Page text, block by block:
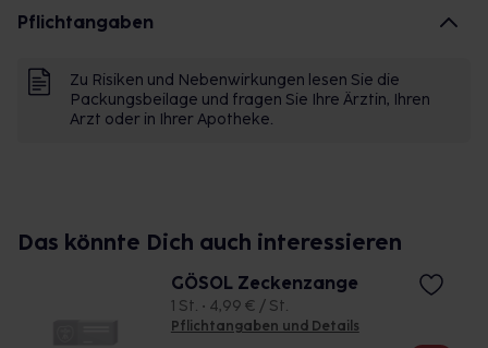
Pflichtangaben
Zu Risiken und Nebenwirkungen lesen Sie die
Packungsbeilage und fragen Sie Ihre Ärztin, Ihren
Arzt oder in Ihrer Apotheke.
Das könnte Dich auch interessieren
GÖSOL Zeckenzange
1 St. • 4,99 € / St.
Pflichtangaben und Details